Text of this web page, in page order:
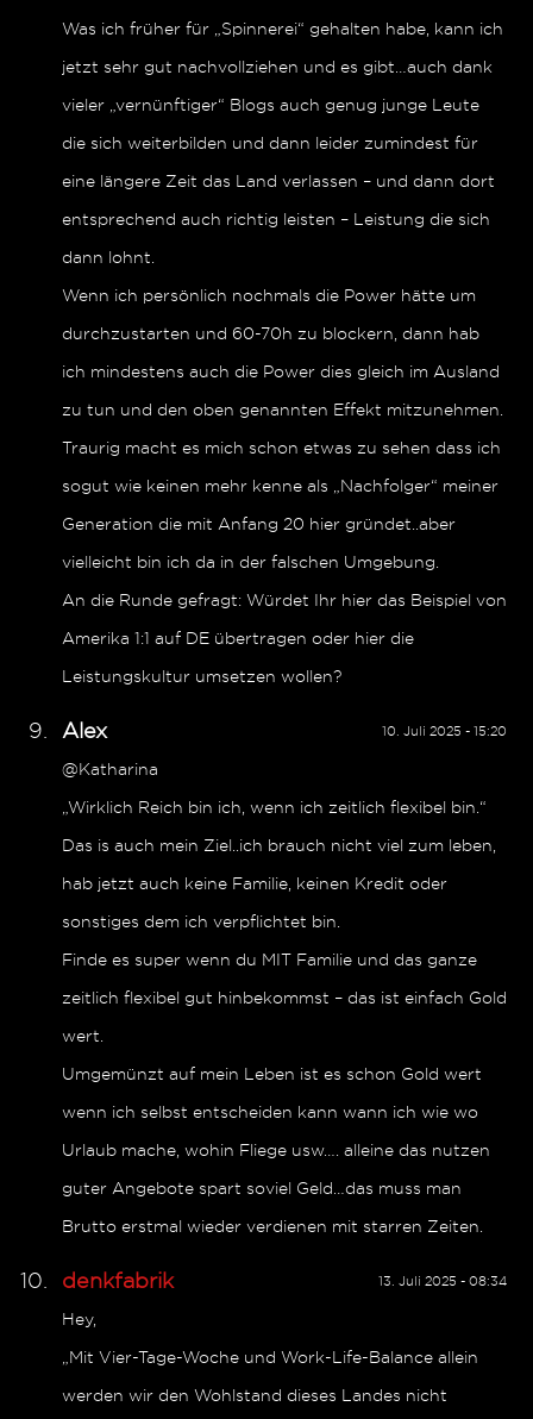
Was ich früher für „Spinnerei“ gehalten habe, kann ich
jetzt sehr gut nachvollziehen und es gibt…auch dank
vieler „vernünftiger“ Blogs auch genug junge Leute
die sich weiterbilden und dann leider zumindest für
eine längere Zeit das Land verlassen – und dann dort
entsprechend auch richtig leisten – Leistung die sich
dann lohnt.
Wenn ich persönlich nochmals die Power hätte um
durchzustarten und 60-70h zu blockern, dann hab
ich mindestens auch die Power dies gleich im Ausland
zu tun und den oben genannten Effekt mitzunehmen.
Traurig macht es mich schon etwas zu sehen dass ich
sogut wie keinen mehr kenne als „Nachfolger“ meiner
Generation die mit Anfang 20 hier gründet..aber
vielleicht bin ich da in der falschen Umgebung.
An die Runde gefragt: Würdet Ihr hier das Beispiel von
Amerika 1:1 auf DE übertragen oder hier die
Leistungskultur umsetzen wollen?
10. Juli 2025 - 15:20
Alex
@Katharina
„Wirklich Reich bin ich, wenn ich zeitlich flexibel bin.“
Das is auch mein Ziel..ich brauch nicht viel zum leben,
hab jetzt auch keine Familie, keinen Kredit oder
sonstiges dem ich verpflichtet bin.
Finde es super wenn du MIT Familie und das ganze
zeitlich flexibel gut hinbekommst – das ist einfach Gold
wert.
Umgemünzt auf mein Leben ist es schon Gold wert
wenn ich selbst entscheiden kann wann ich wie wo
Urlaub mache, wohin Fliege usw…. alleine das nutzen
guter Angebote spart soviel Geld…das muss man
Brutto erstmal wieder verdienen mit starren Zeiten.
13. Juli 2025 - 08:34
denkfabrik
Hey,
„Mit Vier-Tage-Woche und Work-Life-Balance allein
werden wir den Wohlstand dieses Landes nicht